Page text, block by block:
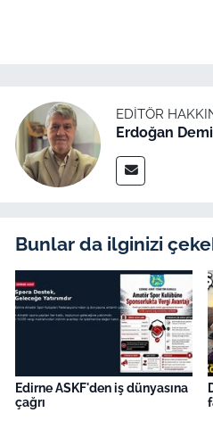
EDITÖR
Erdoğan
Bunlar da ilginizi
Edirne ASKF'den iş dünyasına
çağrı
English News
Canlı Maç
Genel-A
Gündem-Eğitim